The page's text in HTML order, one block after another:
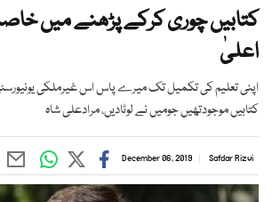
کتابیں چوری کرکے پڑھنے میں خاصا
اعلیٰ
اپنی تعلیم کی تکمیل تک میرے پاس اس غیرملکی
کتابیں موجودتھیں جومیں نے لوٹادیں، مرادعلی شاہ
Safdar Rizvi
December 06, 2019